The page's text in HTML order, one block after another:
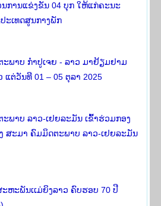
ການແຂ່ງຂັນ 04 ບຸກ ໃຫ້ແກ່ຄະນະ
ະເທດສູນກາງພັກ
ພາບ ກໍາປູເຈຍ - ລາວ ມາຢ້ຽມຢາມ
ຕ່ວັນທີ 01 – 05 ຕຸລາ 2025
ພາບ ລາວ-ເຢຍລະມັນ ເຂົ້າຮ່ວມກອງ
ສະມາ ຄົມມິດຕະພາບ ລາວ-ເຢຍລະມັນ
ະຫະພັນເເມ່ຍິງລາວ ຄົບຮອບ 70 ປີ